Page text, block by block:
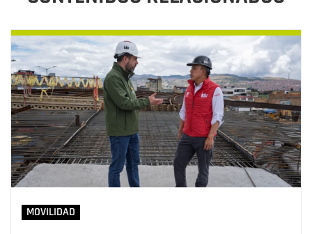
MOVILIDAD